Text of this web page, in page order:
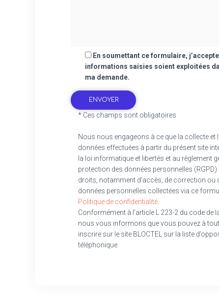
En soumettant ce formulaire,
informations saisies soient exploitées
ma demande.
* Ces champs sont obligatoires
Nous nous engageons à ce que la collecte et
données effectuées à partir du présent site
la loi informatique et libertés et au règlement
protection des données personnelles (RGPD).
droits, notamment d’accès, de correction ou
données personnelles collectées via ce
Politique de confidentialité.
Conformément à l’article L 223-2 du code de
nous vous informons que vous pouvez à
inscrire sur le site BLOCTEL sur la liste
téléphonique.